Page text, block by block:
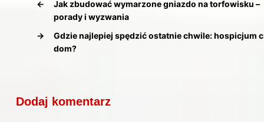
←
Jak zbudować wymarzone gniazdo na torfowisku –
porady i wyzwania
→
Gdzie najlepiej spędzić ostatnie chwile: hospicjum
dom?
Dodaj komentarz